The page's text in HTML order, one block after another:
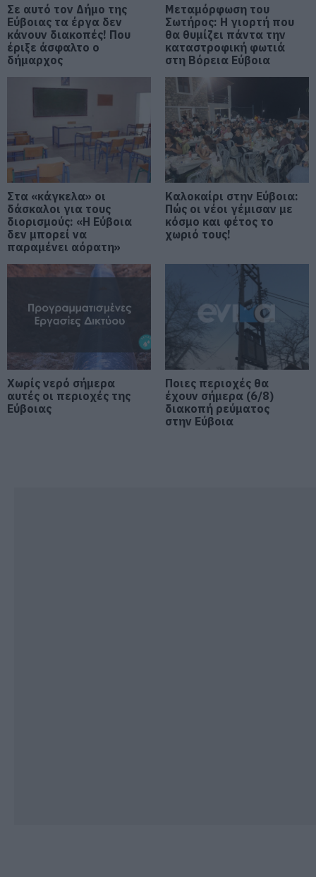
Επιμένουν τα μποφόρ
06.08.2026 | 08:15
Δύσκολες οι επόμενες ώρες στην
Προσοχή
Ενισχύεται το ΕΚΑΒ Μαντουδίου
με δύο ακόμη μόνιμους διασώστες
– Νέο ασθενοφόρο στον τομέα
05.08.2026 | 22:00
Κοριτσάκι βρέθηκε μόνο στους
δρόμους – Χειροπέδες στον
25χρονο πατέρα του
05.08.2026 | 21:40
Έχασε 9.500 ευρώ και κοσμήματα
05.08.2026 | 21:20
Σοκ σε επαρχιακό δρόμο: Οδηγός
κάνει τετραπλή προσπέραση
πάνω σε στροφή (βίντεο)
05.08.2026 | 21:00
Σε αυτό τον Δήμο της
Εύβοιας τα έργα δεν
κάνουν διακοπές! Που
έριξε άσφαλτο ο
δήμαρχος
Μεταμόρφωση του
Σωτήρος: Η γιορτή που
θα θυμίζει πάντα την
καταστροφική φωτιά
στη Βόρεια Εύβοια
Στα «κάγκελα» οι
δάσκαλοι για τους
διορισμούς: «Η Εύβοια
δεν μπορεί να
παραμένει αόρατη»
Καλοκαίρι στην Εύβοια:
Πώς οι νέοι γέμισαν με
κόσμο και φέτος το
χωριό τους!
Χωρίς νερό σήμερα
αυτές οι περιοχές της
Εύβοιας
Ποιες περιοχές θα
έχουν σήμερα (6/8)
διακοπή ρεύματος
στην Εύβοια